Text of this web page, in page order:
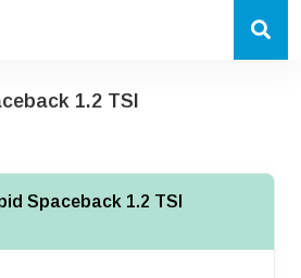
1.2 TSI
Spaceback 1.2 TSI